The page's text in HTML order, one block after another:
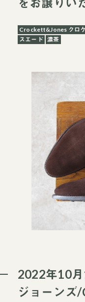
Crockett&Jones クロ
スエード 濃茶
2022年10月
ジョーンズ